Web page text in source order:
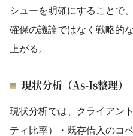
シューを明確にすることで
確保の議論ではなく戦略的
上がる。
現状分析（As-Is整理）
現状分析では、クライアン
ティ比率）・既存借入のコ